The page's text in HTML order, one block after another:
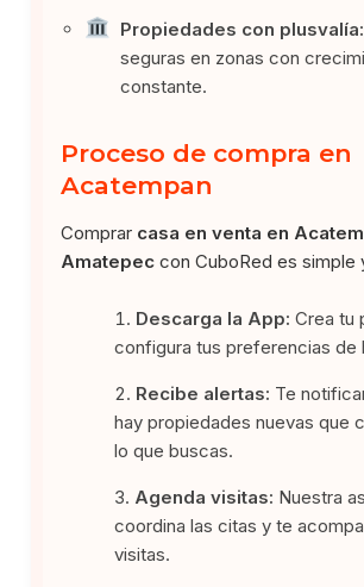
Propiedades con plusvalía:
seguras en zonas con
constante.
Proceso de compra en
Acatempan
Comprar casa en venta en
Amatepec con CuboRed es simple
Descarga la App: Crea tu
configura tus preferencias de
Recibe alertas: Te
hay propiedades nuevas que
lo que buscas.
Agenda visitas: Nuestra
coordina las citas y te
visitas.